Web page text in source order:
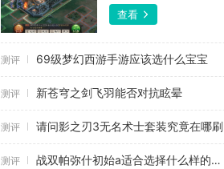
查看
测评 69级梦幻西游手游应该选什么宝宝
测评 新苍穹之剑飞羽能否对抗眩晕
测评 请问影之刃3无名术士套装究竟在哪刷
测评 战双帕弥什初始a适合选择什么样的天赋